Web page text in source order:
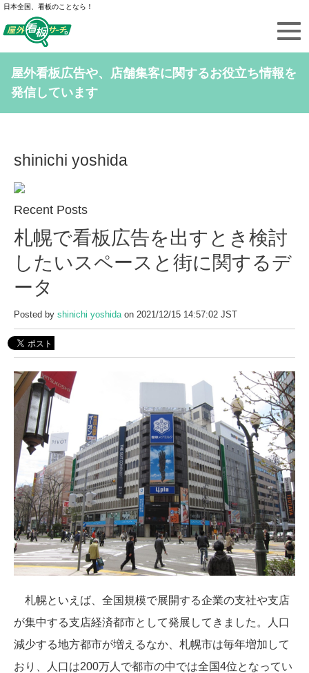
日本全国、看板のことなら！
屋外看板広告や、店舗集客に関するお役立ち情報を
発信しています
shinichi yoshida
Recent Posts
札幌で看板広告を出すとき検討
したいスペースと街に関するデ
ータ
Posted by shinichi yoshidaon 2021/12/15 14:57:02 JST
札幌といえば、全国規模で展開する企業の支社や支店
が集中する支店経済都市として発展してきました。人口
減少する地方都市が増えるなか、札幌市は毎年増加して
おり、人口は200万人で都市の中では全国4位となってい